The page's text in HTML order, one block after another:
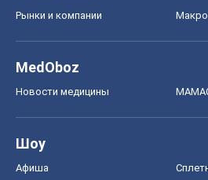
Рынки и компании
MedOboz
Новости медицины
Шоу
Афиша